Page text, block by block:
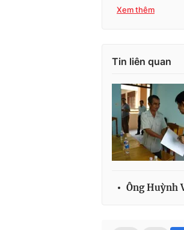
Xem thêm
Tin liên quan
Ông Huỳnh